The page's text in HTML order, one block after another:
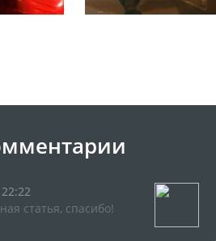
22:22
статья, спасибо!